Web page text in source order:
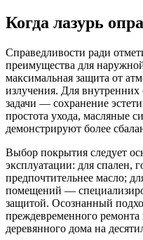
Когда лазурь
Справедливости ради
преимущества для
максимальная защита от
излучения. Для
задачи — сохранение
простота ухода, масляные
демонстрируют более
Выбор покрытия следует
эксплуатации: для спален,
предпочтительнее масло;
помещений —
защитой. Осознанный
преждевременного
деревянного дома на